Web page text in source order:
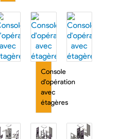
Console
d'opération
avec
étagères